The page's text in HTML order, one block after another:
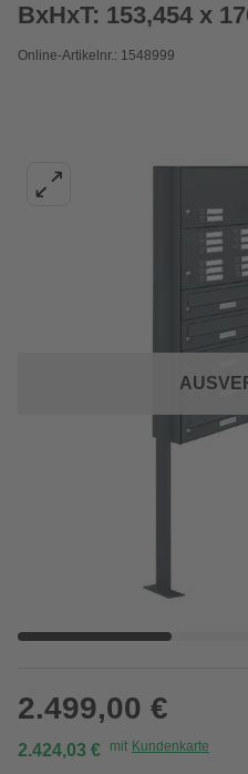
BxHxT: 153,454 x
Online-Artikelnr.: 1548999
2.499,00 €
2.424,03 € mit Kundenkarte